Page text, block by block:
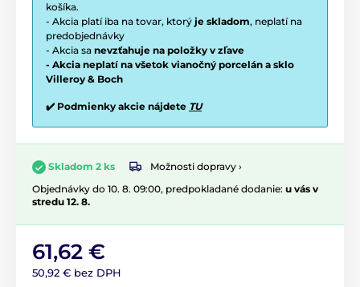
košíka.
- Akcia platí iba na tovar, ktorý je skladom, neplatí na
predobjednávky
- Akcia sa nevzťahuje na položky v zľave
- Akcia neplatí na všetok vianočný porcelán a sklo
Villeroy & Boch
✔️ Podmienky akcie nájdete TU
Skladom 2 ks
Možnosti dopravy ›
Objednávky do 10. 8. 09:00, predpokladané dodanie: u vás v
stredu 12. 8.
61,62 €
50,92 € bez DPH